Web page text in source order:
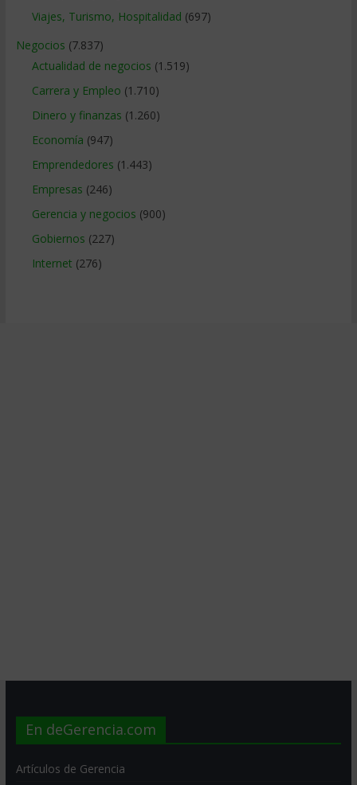
Viajes, Turismo, Hospitalidad (697)
Negocios (7.837)
Actualidad de negocios (1.519)
Carrera y Empleo (1.710)
Dinero y finanzas (1.260)
Economía (947)
Emprendedores (1.443)
Empresas (246)
Gerencia y negocios (900)
Gobiernos (227)
Internet (276)
En deGerencia.com
Artículos de Gerencia